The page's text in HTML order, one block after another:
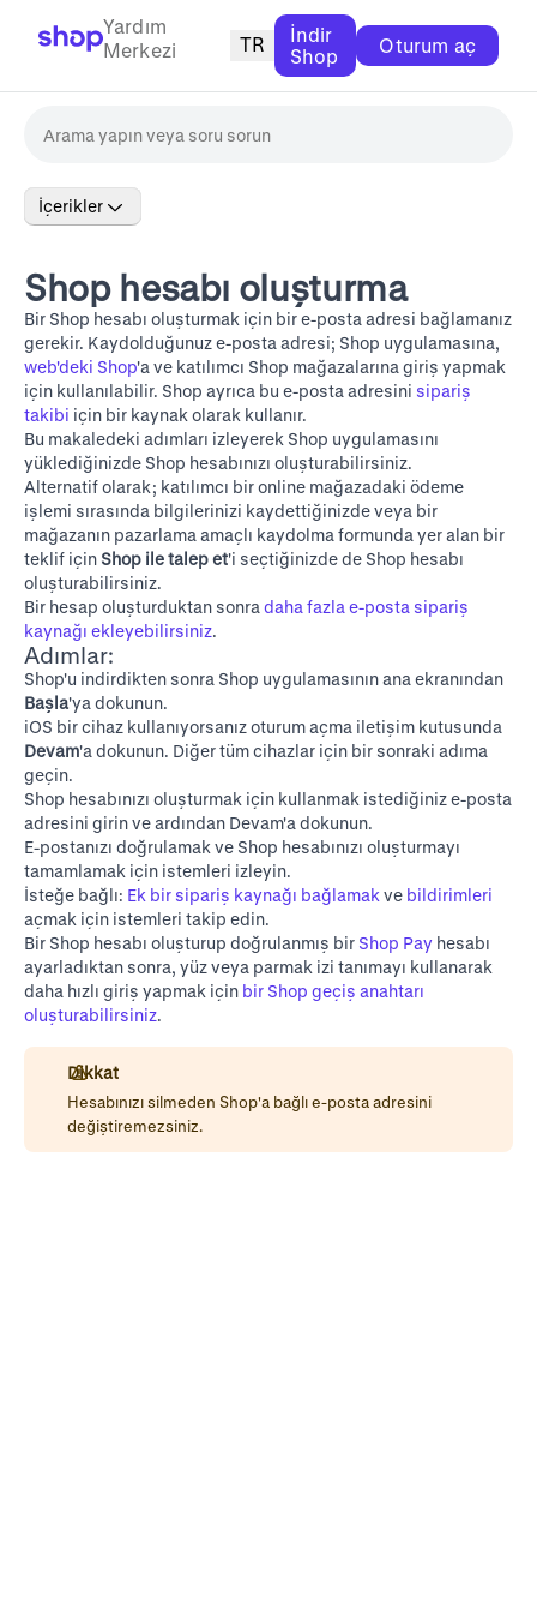
Yardım
Merkezi
TR
İndir
Shop
Oturum aç
İçerikler
Shop hesabı oluşturma
Bir Shop hesabı oluşturmak için bir e-posta adresi bağlamanız
gerekir. Kaydolduğunuz e-posta adresi; Shop uygulamasına,
web'deki Shop'a ve katılımcı Shop mağazalarına giriş yapmak
için kullanılabilir. Shop ayrıca bu e-posta adresini sipariş
takibi için bir kaynak olarak kullanır.
Bu makaledeki adımları izleyerek Shop uygulamasını
yüklediğinizde Shop hesabınızı oluşturabilirsiniz.
Alternatif olarak; katılımcı bir online mağazadaki ödeme
işlemi sırasında bilgilerinizi kaydettiğinizde veya bir
mağazanın pazarlama amaçlı kaydolma formunda yer alan bir
teklif için Shop ile talep et'i seçtiğinizde de Shop hesabı
oluşturabilirsiniz.
Bir hesap oluşturduktan sonra daha fazla e-posta sipariş
kaynağı ekleyebilirsiniz.
Adımlar:
Shop'u indirdikten sonra Shop uygulamasının ana ekranından
Başla'ya dokunun.
iOS bir cihaz kullanıyorsanız oturum açma iletişim kutusunda
Devam'a dokunun. Diğer tüm cihazlar için bir sonraki adıma
geçin.
Shop hesabınızı oluşturmak için kullanmak istediğiniz e-posta
adresini girin ve ardından Devam'a dokunun.
E-postanızı doğrulamak ve Shop hesabınızı oluşturmayı
tamamlamak için istemleri izleyin.
İsteğe bağlı: Ek bir sipariş kaynağı bağlamak ve bildirimleri
açmak için istemleri takip edin.
Bir Shop hesabı oluşturup doğrulanmış bir Shop Pay hesabı
ayarladıktan sonra, yüz veya parmak izi tanımayı kullanarak
daha hızlı giriş yapmak için bir Shop geçiş anahtarı
oluşturabilirsiniz.
Dikkat
Hesabınızı silmeden Shop'a bağlı e-posta adresini
değiştiremezsiniz.